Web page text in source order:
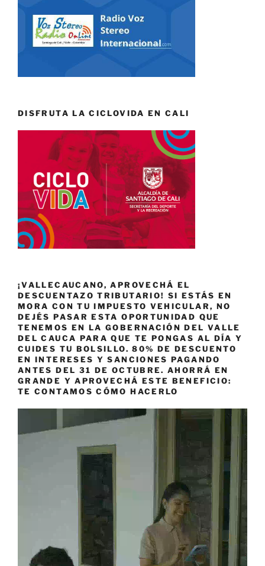
DISFRUTA LA CICLOVIDA EN CALI
¡VALLECAUCANO, APROVECHÁ EL
DESCUENTAZO TRIBUTARIO! SI ESTÁS EN
MORA CON TU IMPUESTO VEHICULAR, NO
DEJÉS PASAR ESTA OPORTUNIDAD QUE
TENEMOS EN LA GOBERNACIÓN DEL VALLE
DEL CAUCA PARA QUE TE PONGAS AL DÍA Y
CUIDES TU BOLSILLO. 80% DE DESCUENTO
EN INTERESES Y SANCIONES PAGANDO
ANTES DEL 31 DE OCTUBRE. AHORRÁ EN
GRANDE Y APROVECHÁ ESTE BENEFICIO:
TE CONTAMOS CÓMO HACERLO